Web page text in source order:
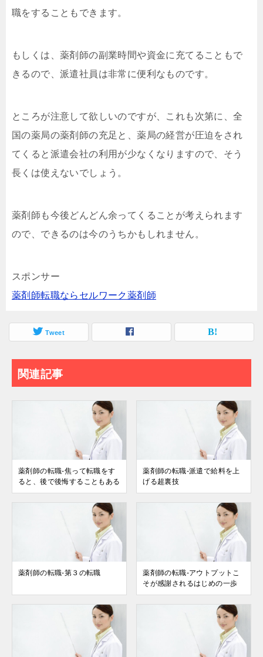
職をすることもできます。
もしくは、薬剤師の副業時間や資金に充てることもで
きるので、派遣社員は非常に便利なものです。
ところが注意して欲しいのですが、これも次第に、全
国の薬局の薬剤師の充足と、薬局の経営が圧迫をされ
てくると派遣会社の利用が少なくなりますので、そう
長くは使えないでしょう。
薬剤師も今後どんどん余ってくることが考えられます
ので、できるのは今のうちかもしれません。
スポンサー
薬剤師転職ならセルワーク薬剤師
Tweet
関連記事
薬剤師の転職-焦って転職をす
ると、後で後悔することもある
薬剤師の転職-派遣で給料を上
げる超裏技
薬剤師の転職-第３の転職
薬剤師の転職-アウトプットこ
そが感謝されるはじめの一歩